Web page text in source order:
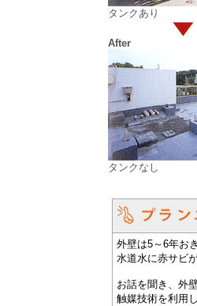
タンクあり
After
タンクなし
外壁は5～6年お
水道水に赤サビ
お話を聞き、外
触媒技術を利用